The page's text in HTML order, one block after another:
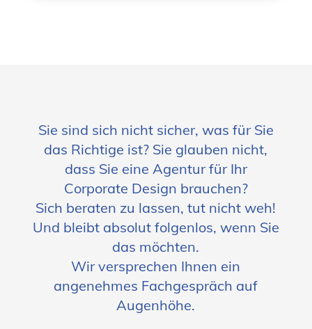
Sie sind sich nicht sicher, was für Sie
das Richtige ist? Sie glauben nicht,
dass Sie eine Agentur für Ihr
Corporate Design brauchen?
Sich beraten zu lassen, tut nicht weh!
Und bleibt absolut folgenlos, wenn Sie
das möchten.
Wir versprechen Ihnen ein
angenehmes Fachgespräch auf
Augenhöhe.